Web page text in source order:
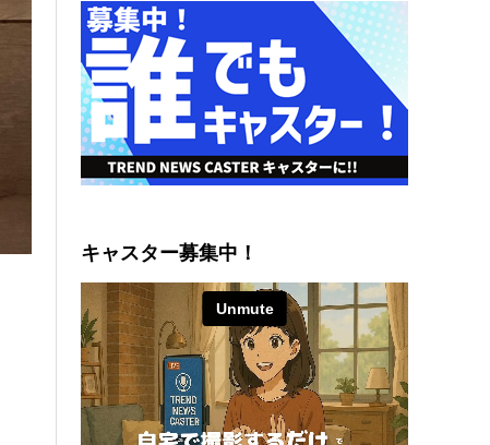
キャスター募集中！